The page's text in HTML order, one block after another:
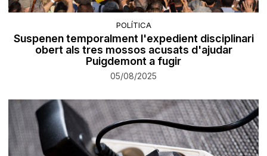
POLÍTICA
Suspenen temporalment l'expedient disciplinari
obert als tres mossos acusats d'ajudar
Puigdemont a fugir
05/08/2025